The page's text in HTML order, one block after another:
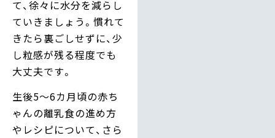
て、徐々に水分を減らし
ていきましょう。慣れて
きたら裏ごしせずに、少
し粒感が残る程度でも
大丈夫です。
生後5〜6カ月頃の赤ち
ゃんの離乳食の進め方
やレシピについて、さら